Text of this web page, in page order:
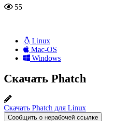
55
Linux
Mac-OS
Windows
Скачать Phatch
Скачать Phatch для Linux
Сообщить о нерабочей ссылке